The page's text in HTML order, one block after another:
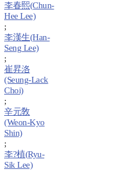
李春熙(Chun-
Hee Lee)
;
李漢生(Han-
Seng Lee)
;
崔昇洛
(Seung-Lack
Choi)
;
辛元敎
(Weon-Kyo
Shin)
;
李?植(Ryu-
Sik Lee)